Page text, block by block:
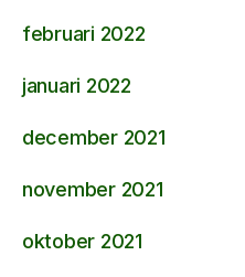
februari 2022
januari 2022
december 2021
november 2021
oktober 2021